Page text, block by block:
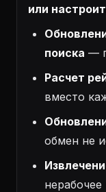
или
поиска —
Расчет
вместо
обмен не
нерабочее